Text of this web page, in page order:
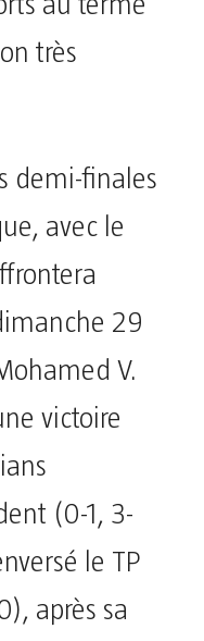
très
demi-finales
avec le
29
V.
victoire
(0-1, 3-
le TP
après sa